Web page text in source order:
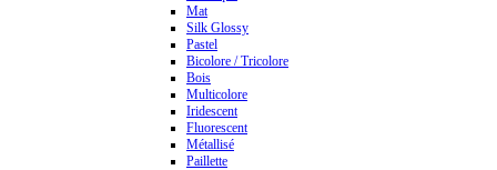
Mat
Silk Glossy
Pastel
Bicolore / Tricolore
Bois
Multicolore
Iridescent
Fluorescent
Métallisé
Paillette